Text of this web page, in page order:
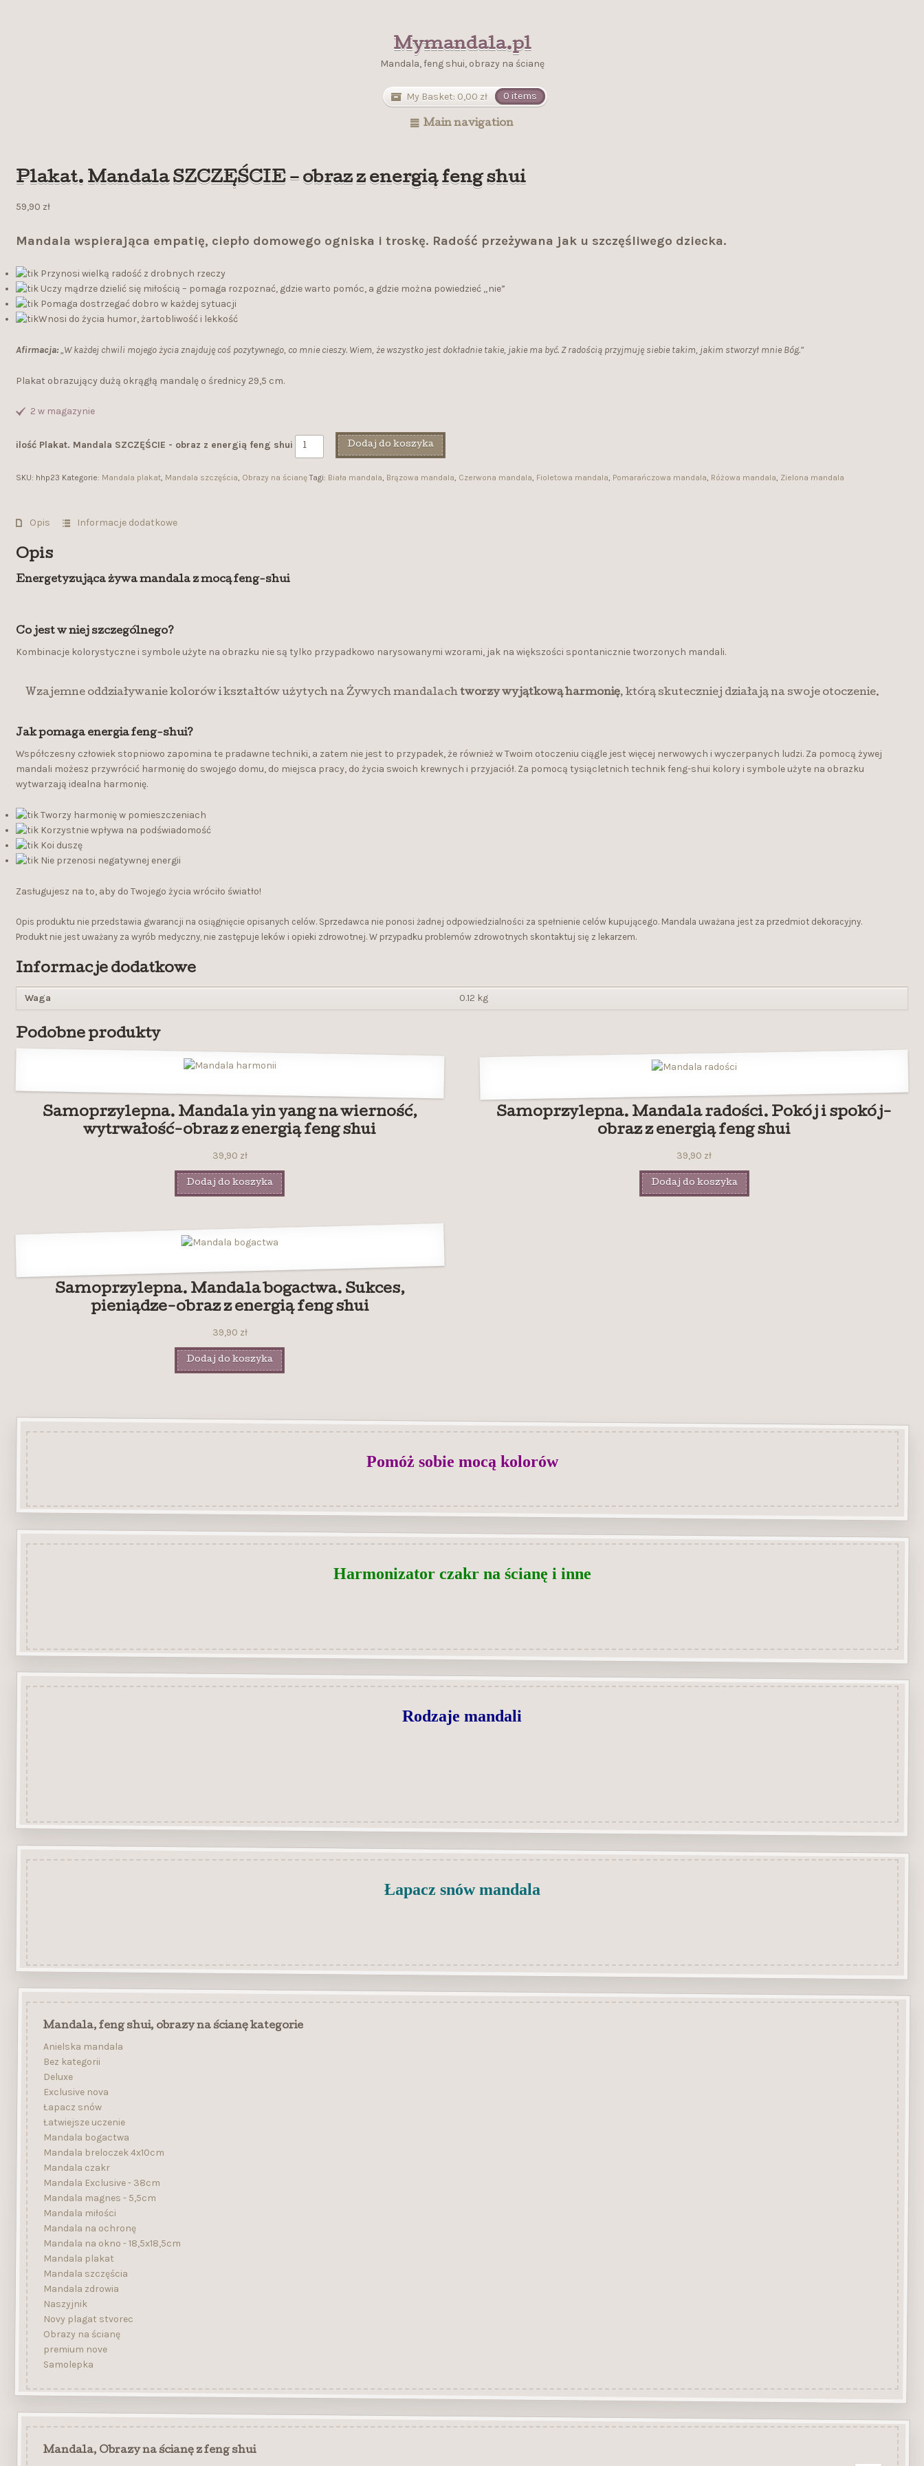
Mymandala.pl
Mandala, feng shui, obrazy na ścianę
My Basket: 0,00 zł 0 items
Main navigation
Plakat. Mandala SZCZĘŚCIE – obraz z energią feng shui
59,90 zł
Mandala wspierająca empatię, ciepło domowego ogniska i troskę. Radość przeżywana jak u szczęśliwego dziecka.
Przynosi wielką radość z drobnych rzeczy
Uczy mądrze dzielić się miłością – pomaga rozpoznać, gdzie warto pomóc, a gdzie można powiedzieć „nie”
Pomaga dostrzegać dobro w każdej sytuacji
Wnosi do życia humor, żartobliwość i lekkość
Afirmacja:„W każdej chwili mojego życia znajduję coś pozytywnego, co mnie cieszy. Wiem, że wszystko jest dokładnie takie, jakie ma być. Z radością przyjmuję siebie takim, jakim stworzył mnie Bóg.”
Plakat obrazujący dużą okrągłą mandalę o średnicy 29,5 cm.
2 w magazynie
ilość Plakat. Mandala SZCZĘŚCIE - obraz z energią feng shui Dodaj do koszyka
SKU: hhp23 Kategorie: Mandala plakat, Mandala szczęścia Obrazy na ścianę Tagi: Biała mandala Brązowa mandala Czerwona mandala Fioletowa mandala Pomarańczowa mandala Różowa mandala Zielona mandala
Opis Informacje dodatkowe
Opis
Energetyzująca żywa mandala z mocą feng-shui
Co jest w niej szczególnego?
Kombinacje kolorystyczne i symbole użyte na obrazku nie są tylko przypadkowo narysowanymi wzorami, jak na większości spontanicznie tworzonych mandali.
Wzajemne oddziaływanie kolorów i kształtów użytych na Żywych mandalachtworzy wyjątkową harmonię, którą skuteczniej działają na swoje otoczenie.
Jak pomaga energia feng-shui?
Współczesny człowiek stopniowo zapomina te pradawne techniki, a zatem nie jest to przypadek, że również w Twoim otoczeniu ciągle jest więcej nerwowych i wyczerpanych ludzi. Za pomocą żywej
mandali możesz przywrócić harmonię do swojego domu, do miejsca pracy, do życia swoich krewnych i przyjaciół. Za pomocą tysiącletnich technik feng-shui kolory i symbole użyte na obrazku
wytwarzają idealna harmonię.
Tworzy harmonię w pomieszczeniach
Korzystnie wpływa na podświadomość
Koi duszę
Nie przenosi negatywnej energii
Zasługujesz na to, aby do Twojego życia wróciło światło!
Opis produktu nie przedstawia gwarancji na osiągnięcie opisanych celów. Sprzedawca nie ponosi żadnej odpowiedzialności za spełnienie celów kupującego. Mandala uważana jest za przedmiot dekoracyjny.
Produkt nie jest uważany za wyrób medyczny, nie zastępuje leków i opieki zdrowotnej. W przypadku problemów zdrowotnych skontaktuj się z lekarzem.
Informacje dodatkowe
Waga 0.12 kg
Podobne produkty
Samoprzylepna. Mandala yin yang na wierność,
wytrwałość-obraz z energią feng shui
39,90 zł
Dodaj do koszyka
Samoprzylepna. Mandala radości. Pokój i spokój-
obraz z energią feng shui
39,90 zł
Dodaj do koszyka
Samoprzylepna. Mandala bogactwa. Sukces,
pieniądze-obraz z energią feng shui
39,90 zł
Dodaj do koszyka
Pomóż sobie mocą kolorów
Harmonizator czakr na ścianę i inne
Rodzaje mandali
Łapacz snów mandala
Mandala, feng shui, obrazy na ścianę kategorie
Anielska mandala
Bez kategorii
Deluxe
Exclusive nova
Łapacz snów
Łatwiejsze uczenie
Mandala bogactwa
Mandala breloczek 4x10cm
Mandala czakr
Mandala Exclusive - 38cm
Mandala magnes - 5,5cm
Mandala miłości
Mandala na ochronę
Mandala na okno - 18,5x18,5cm
Mandala plakat
Mandala szczęścia
Mandala zdrowia
Naszyjnik
Novy plagat stvorec
Obrazy na ścianę
premium nove
Samolepka
Mandala, Obrazy na ścianę z feng shui